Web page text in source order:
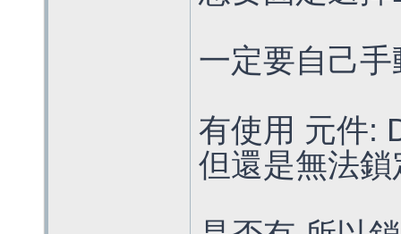
一定要自己
有使用 元件:
但還是無法鎖